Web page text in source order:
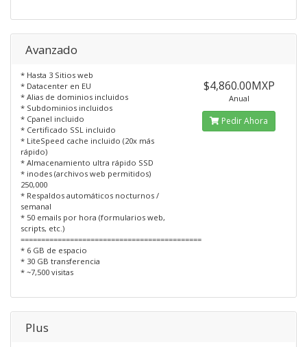
Avanzado
* Hasta 3 Sitios web
* Datacenter en EU
* Alias de dominios incluidos
* Subdominios incluidos
* Cpanel incluido
* Certificado SSL incluido
* LiteSpeed cache incluido (20x más
rápido)
* Almacenamiento ultra rápido SSD
* inodes (archivos web permitidos)
250,000
* Respaldos automáticos nocturnos /
semanal
* 50 emails por hora (formularios web,
scripts, etc.)
============================================
* 6 GB de espacio
* 30 GB transferencia
* ~7,500 visitas
$4,860.00MXP
Anual
Pedir Ahora
Plus